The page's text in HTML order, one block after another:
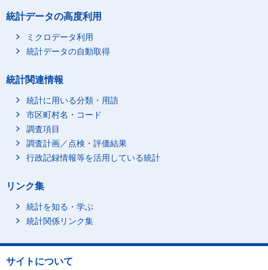
統計データの高度利用
ミクロデータ利用
統計データの自動取得
統計関連情報
統計に用いる分類・用語
市区町村名・コード
調査項目
調査計画／点検・評価結果
行政記録情報等を活用している統計
リンク集
統計を知る・学ぶ
統計関係リンク集
サイトについて